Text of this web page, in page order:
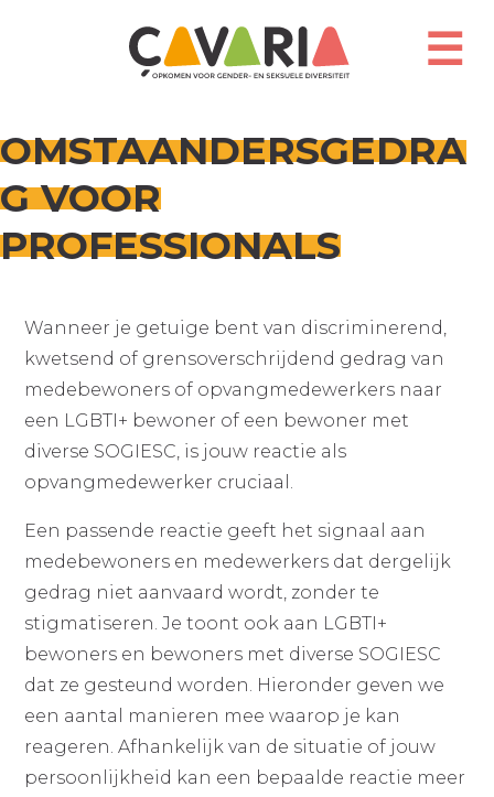
☰
OMSTAANDERSGEDRA
G VOOR
PROFESSIONALS
Wanneer je getuige bent van discriminerend,
kwetsend of grensoverschrijdend gedrag van
medebewoners of opvangmedewerkers naar
een LGBTI+ bewoner of een bewoner met
diverse SOGIESC, is jouw reactie als
opvangmedewerker cruciaal.
Een passende reactie geeft het signaal aan
medebewoners en medewerkers dat dergelijk
gedrag niet aanvaard wordt, zonder te
stigmatiseren. Je toont ook aan LGBTI+
bewoners en bewoners met diverse SOGIESC
dat ze gesteund worden. Hieronder geven we
een aantal manieren mee waarop je kan
reageren. Afhankelijk van de situatie of jouw
persoonlijkheid kan een bepaalde reactie meer